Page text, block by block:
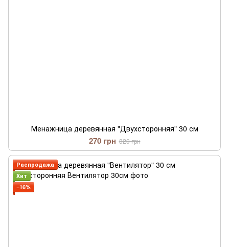
Менажница деревянная "Двухсторонняя" 30 см
270 грн 320 грн
Распродажа
Хит
−16%